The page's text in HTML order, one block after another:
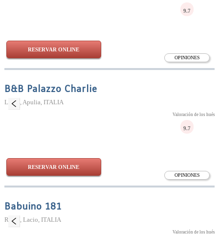
OPINIONES
9.7
RESERVAR ONLINE
B&B Palazzo Charlie
Lecce, Apulia, ITALIA
OPINIONES
Valoración de los
9.7
RESERVAR ONLINE
Babuino 181
Roma, Lacio, ITALIA
Valoración de los